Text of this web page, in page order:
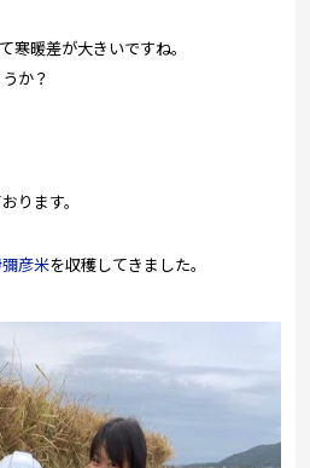
防災・減災
暖差が大きいですね。
か？
ります。
彦米を収穫してきました。